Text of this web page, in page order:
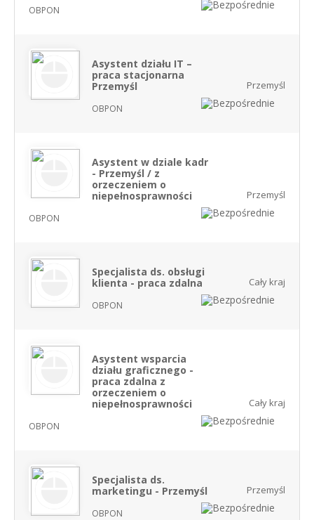
OBPON
Asystent działu IT –
praca stacjonarna
Przemyśl
OBPON
Przemyśl
Asystent w dziale kadr
- Przemyśl / z
orzeczeniem o
niepełnosprawności
OBPON
Przemyśl
Specjalista ds. obsługi
klienta - praca zdalna
OBPON
Cały kraj
Asystent wsparcia
działu graficznego -
praca zdalna z
orzeczeniem o
niepełnosprawności
OBPON
Cały kraj
Specjalista ds.
marketingu - Przemyśl
OBPON
Przemyśl